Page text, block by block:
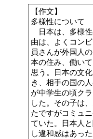
【作文】
多様性について
日本は、多様性
由は、よくコン
員さんが外国人
本の住み、働い
思う。日本の文
き、相手の国の
が中学生の頃ク
した。その子は
たですがコミュ
ていた。日本人
し違和感はあっ